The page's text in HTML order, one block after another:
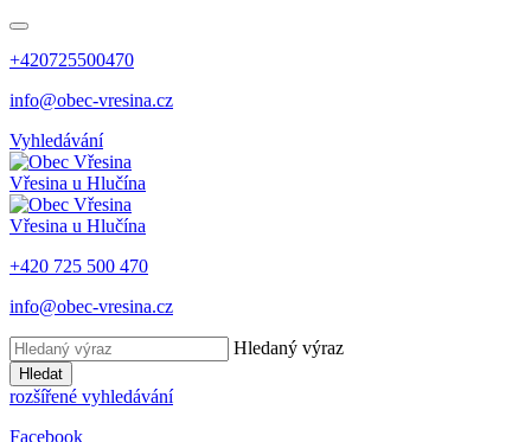
+420725500470
info@obec-vresina.cz
Vyhledávání
Vřesina u Hlučína
Vřesina u Hlučína
+420 725 500 470
info@obec-vresina.cz
Hledaný výraz
Hledat
rozšířené vyhledávání
Facebook